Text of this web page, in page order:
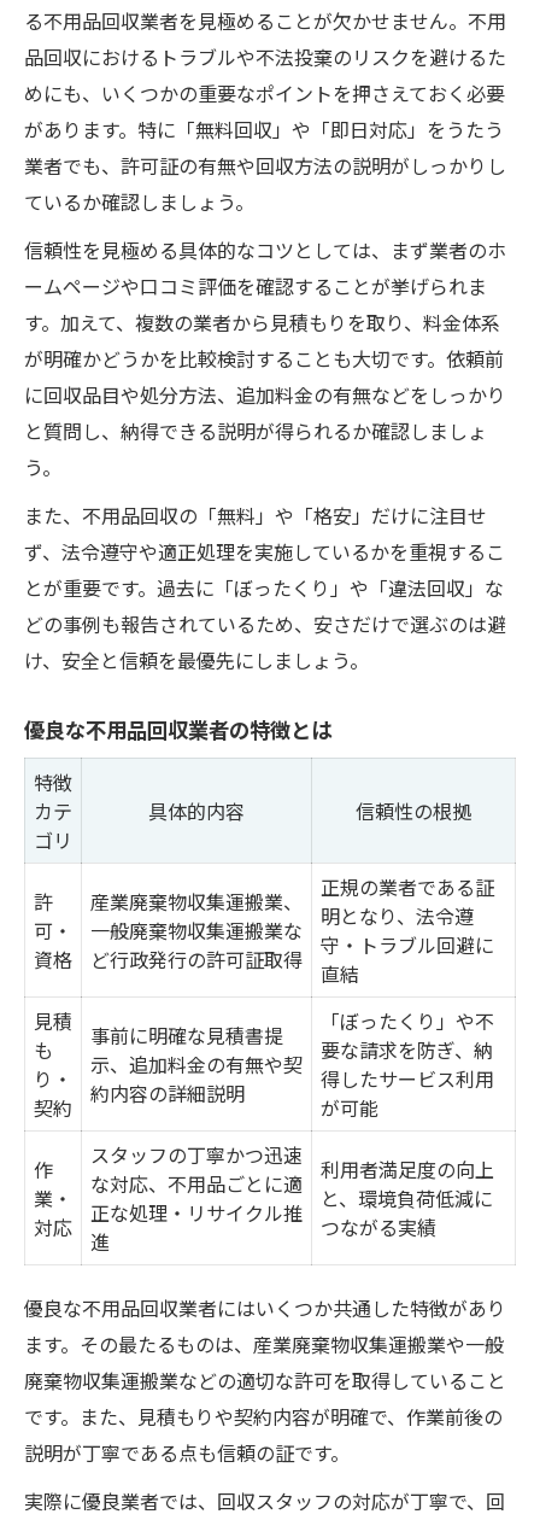
無料回収の罠とは？見極めるポイント
無料不用品回収の注意点を徹底解説
無料廃品回収のリスク比較表
トラブルが起きやすい無料回収の実態
安全に不用品処分したい人へのアドバイス
不用品廃品回収で安心できる一括処分法
不用品処分の一括依頼メリット一覧
廃品回収の流れを分かりやすく解説
まとめて不用品処分する際の注意点
効率的な不用品回収の進め方
る不用品回収業者を見極めることが欠かせません。不用
品回収におけるトラブルや不法投棄のリスクを避けるた
めにも、いくつかの重要なポイントを押さえておく必要
があります。特に「無料回収」や「即日対応」をうたう
業者でも、許可証の有無や回収方法の説明がしっかりし
ているか確認しましょう。
信頼性を見極める具体的なコツとしては、まず業者のホ
ームページや口コミ評価を確認することが挙げられま
す。加えて、複数の業者から見積もりを取り、料金体系
が明確かどうかを比較検討することも大切です。依頼前
に回収品目や処分方法、追加料金の有無などをしっかり
と質問し、納得できる説明が得られるか確認しましょ
う。
また、不用品回収の「無料」や「格安」だけに注目せ
ず、法令遵守や適正処理を実施しているかを重視するこ
とが重要です。過去に「ぼったくり」や「違法回収」な
どの事例も報告されているため、安さだけで選ぶのは避
け、安全と信頼を最優先にしましょう。
優良な不用品回収業者の特徴とは
特徴
カテ
ゴリ
具体的内容 信頼性の根拠
許
可・
資格
産業廃棄物収集運搬業、
一般廃棄物収集運搬業な
ど行政発行の許可証取得
正規の業者である証
明となり、法令遵
守・トラブル回避に
直結
見積
も
り・
契約
事前に明確な見積書提
示、追加料金の有無や契
約内容の詳細説明
「ぼったくり」や不
要な請求を防ぎ、納
得したサービス利用
が可能
作
業・
対応
スタッフの丁寧かつ迅速
な対応、不用品ごとに適
正な処理・リサイクル推
進
利用者満足度の向上
と、環境負荷低減に
つながる実績
優良な不用品回収業者にはいくつか共通した特徴があり
ます。その最たるものは、産業廃棄物収集運搬業や一般
廃棄物収集運搬業などの適切な許可を取得していること
です。また、見積もりや契約内容が明確で、作業前後の
説明が丁寧である点も信頼の証です。
実際に優良業者では、回収スタッフの対応が丁寧で、回